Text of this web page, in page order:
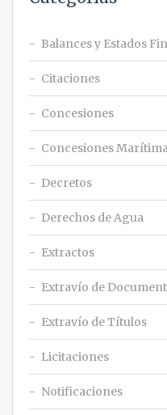
Balances y Estados
Citaciones
Concesiones
Concesiones
Decretos
Derechos de Agua
Extractos
Extravío de
Extravío de Títulos
Licitaciones
Notificaciones